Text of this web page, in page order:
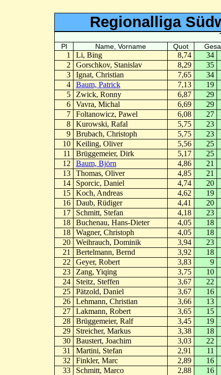
Regionalliga
Pl Name, Vorname Quot
1 Li, Bing 8,74
34
2
Gorschkov, Stanislav 8,29
35
3
Ignat, Christian 7,65
34
4
Baum, Patrick 7,13
19
5
Zwick, Ronny 6,87
29
6
Vavra, Michal 6,69
29
7
Foltanowicz, Pawel 6,08
27
8
Kurowski, Rafal 5,75
23
9
Brubach, Christoph 5,75
23
10
Keiling, Oliver 5,56
25
11
Brüggemeier, Dirk 5,17
25
12
Baum, Björn 4,86
21
13
Thomas, Oliver 4,85
21
14
Sporcic, Daniel 4,74
20
15
Koch, Andreas 4,62
19
16
Daub, Rüdiger 4,41
20
17
Schmitt, Stefan 4,18
23
18
Buchenau, Hans-Dieter 4,05
18
18
Wagner, Christoph 4,05
18
20
Weihrauch, Dominik 3,94
23
21
Bertelmann, Bernd 3,92
18
22
Geyer, Robert 3,83
9
23
Zang, Yiqing 3,75
10
24
Steitz, Steffen 3,67
22
25
Pätzold, Daniel 3,67
16
26
Lehmann, Christian 3,66
13
27
Lakmann, Robert 3,65
15
28
Brüggemeier, Ralf 3,45
19
29
Streicher, Markus 3,38
18
30
Baustert, Joachim 3,03
22
31
Martini, Stefan 2,91
11
32
Finkler, Marc 2,89
16
33
Schmitt, Marco 2,88
16